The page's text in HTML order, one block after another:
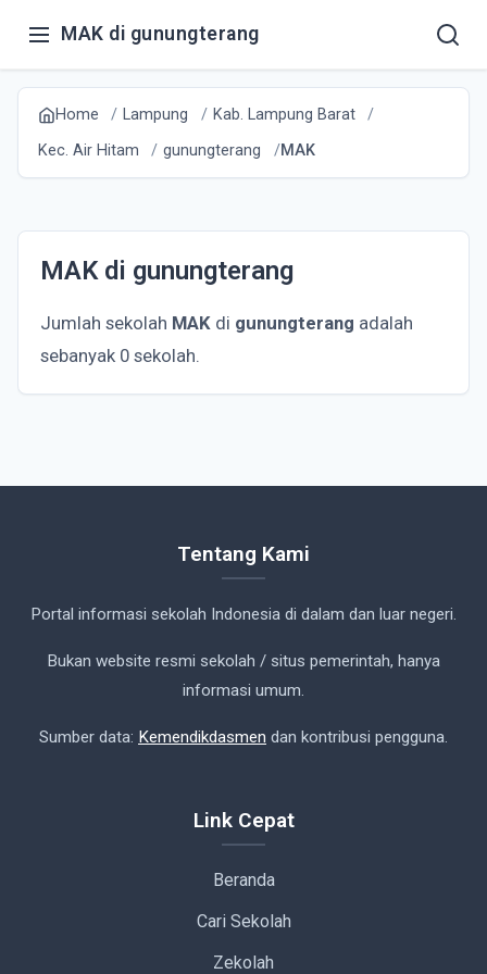
MAK di gunungterang
Home Lampung
Kab. Lampung Barat
Kec. Air Hitam
gunungterang MAK
MAK di gunungterang
Jumlah sekolah MAK di gunungterang adalah
sebanyak 0 sekolah.
Tentang Kami
Portal informasi sekolah Indonesia di dalam dan luar negeri.
Bukan website resmi sekolah / situs pemerintah, hanya
informasi umum.
Sumber data: Kemendikdasmen dan kontribusi pengguna.
Link Cepat
Beranda
Cari Sekolah
Zekolah